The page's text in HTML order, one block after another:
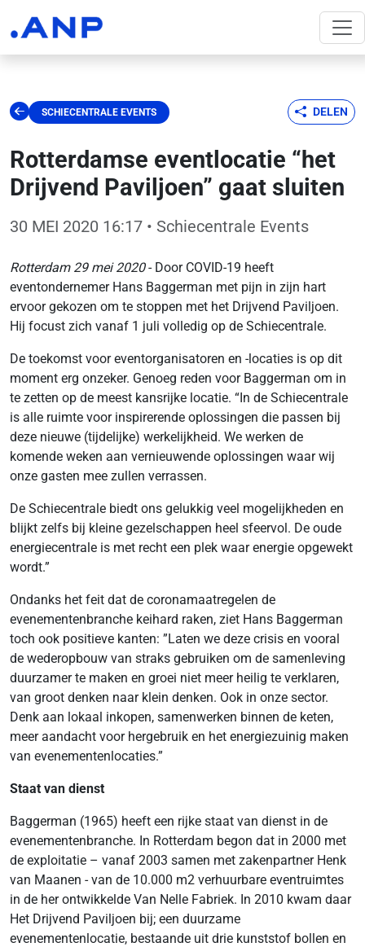
SCHIECENTRALE EVENTS DELEN
Rotterdamse eventlocatie “het
Drijvend Paviljoen” gaat sluiten
30 MEI 2020 16:17 • Schiecentrale Events
Rotterdam 29 mei 2020- Door COVID-19 heeft
eventondernemer Hans Baggerman met pijn in zijn hart
ervoor gekozen om te stoppen met het Drijvend Paviljoen.
Hij focust zich vanaf 1 juli volledig op de Schiecentrale.
De toekomst voor eventorganisatoren en -locaties is op dit
moment erg onzeker. Genoeg reden voor Baggerman om in
te zetten op de meest kansrijke locatie. “In de Schiecentrale
is alle ruimte voor inspirerende oplossingen die passen bij
deze nieuwe (tijdelijke) werkelijkheid. We werken de
komende weken aan vernieuwende oplossingen waar wij
onze gasten mee zullen verrassen.
De Schiecentrale biedt ons gelukkig veel mogelijkheden en
blijkt zelfs bij kleine gezelschappen heel sfeervol. De oude
energiecentrale is met recht een plek waar energie opgewekt
wordt.”
Ondanks het feit dat de coronamaatregelen de
evenementenbranche keihard raken, ziet Hans Baggerman
toch ook positieve kanten: ”Laten we deze crisis en vooral
de wederopbouw van straks gebruiken om de samenleving
duurzamer te maken en groei niet meer heilig te verklaren,
van groot denken naar klein denken. Ook in onze sector.
Denk aan lokaal inkopen, samenwerken binnen de keten,
meer aandacht voor hergebruik en het energiezuinig maken
van evenementenlocaties.”
Staat van dienst
Baggerman (1965) heeft een rijke staat van dienst in de
evenementenbranche. In Rotterdam begon dat in 2000 met
de exploitatie – vanaf 2003 samen met zakenpartner Henk
van Maanen - van de 10.000 m2 verhuurbare eventruimtes
in de her ontwikkelde Van Nelle Fabriek. In 2010 kwam daar
Het Drijvend Paviljoen bij; een duurzame
evenementenlocatie, bestaande uit drie kunststof bollen en